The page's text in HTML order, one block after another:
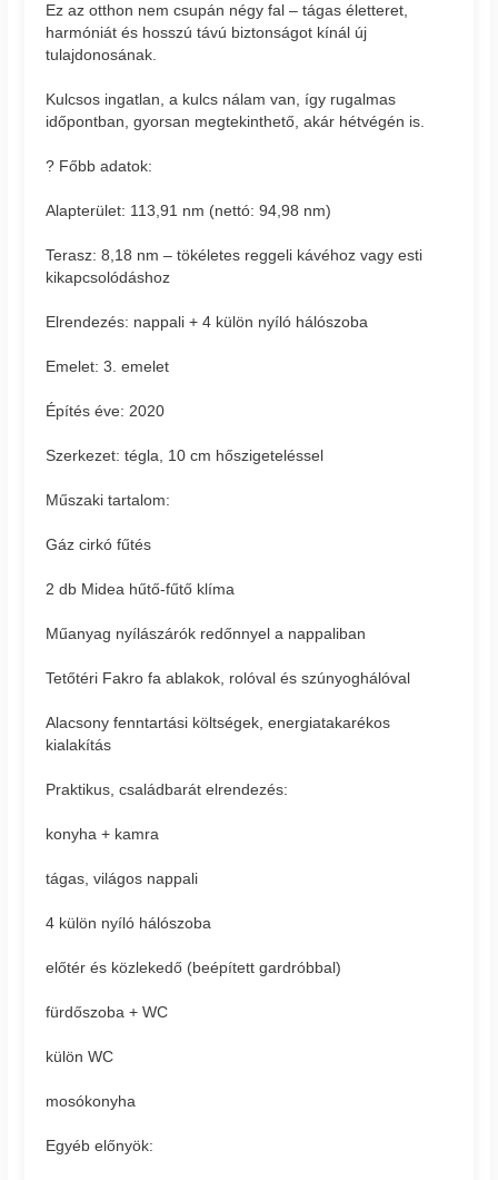
Ez az otthon nem csupán négy fal – tágas életteret,
harmóniát és hosszú távú biztonságot kínál új
tulajdonosának.
Kulcsos ingatlan, a kulcs nálam van, így rugalmas
időpontban, gyorsan megtekinthető, akár hétvégén is.
? Főbb adatok:
Alapterület: 113,91 nm (nettó: 94,98 nm)
Terasz: 8,18 nm – tökéletes reggeli kávéhoz vagy esti
kikapcsolódáshoz
Elrendezés: nappali + 4 külön nyíló hálószoba
Emelet: 3. emelet
Építés éve: 2020
Szerkezet: tégla, 10 cm hőszigeteléssel
Műszaki tartalom:
Gáz cirkó fűtés
2 db Midea hűtő-fűtő klíma
Műanyag nyílászárók redőnnyel a nappaliban
Tetőtéri Fakro fa ablakok, rolóval és szúnyoghálóval
Alacsony fenntartási költségek, energiatakarékos
kialakítás
Praktikus, családbarát elrendezés:
konyha + kamra
tágas, világos nappali
4 külön nyíló hálószoba
előtér és közlekedő (beépített gardróbbal)
fürdőszoba + WC
külön WC
mosókonyha
Egyéb előnyök: